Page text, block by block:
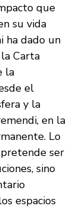
que
su vida
ha dado un
Carta
la
el
y la
en la
Lo
ser
sino
espacios